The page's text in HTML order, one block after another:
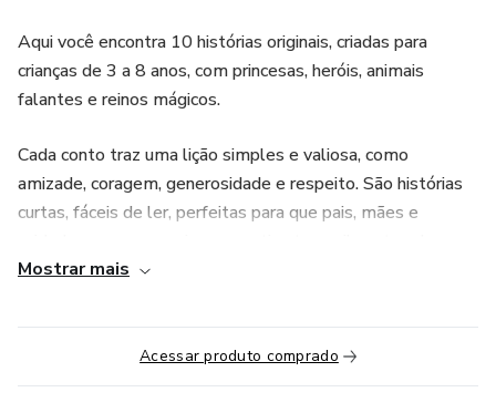
Aqui você encontra 10 histórias originais, criadas para
crianças de 3 a 8 anos, com princesas, heróis, animais
falantes e reinos mágicos.
Cada conto traz uma lição simples e valiosa, como
amizade, coragem, generosidade e respeito. São histórias
curtas, fáceis de ler, perfeitas para que pais, mães e
sono.
📖 O que você vai encontrar no ebook:
10 fábulas encantadas e inéditas.
Mostrar mais
Acessar produto comprado